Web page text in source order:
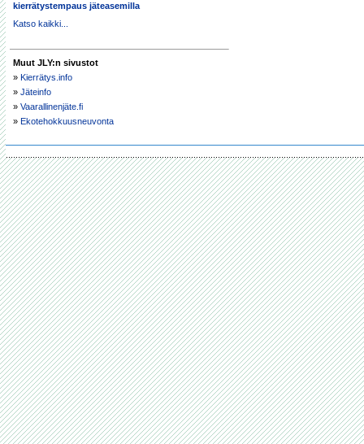
kierrätystempaus jäteasemilla
Katso kaikki...
Muut JLY:n sivustot
» Kierrätys.info
» Jäteinfo
» Vaarallinenjäte.fi
» Ekotehokkuusneuvonta